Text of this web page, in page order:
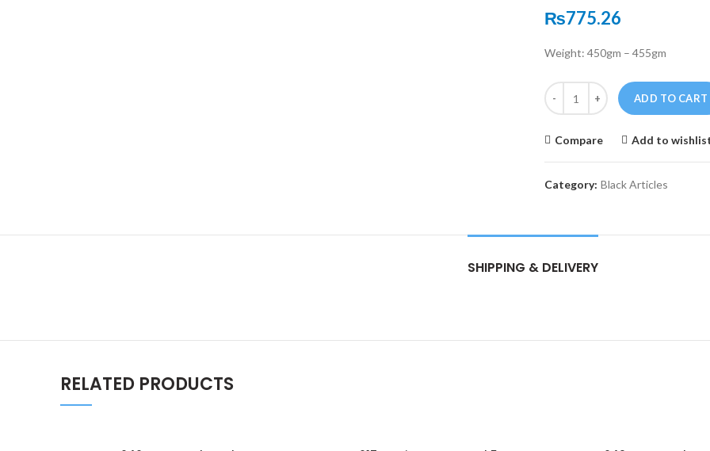
₨775.26
Weight: 450gm – 455gm
Quantity
ADD TO CART
Compare Add to
Category: Black Articles
SHIPPING & DELIVERY
RELATED PRODUCTS